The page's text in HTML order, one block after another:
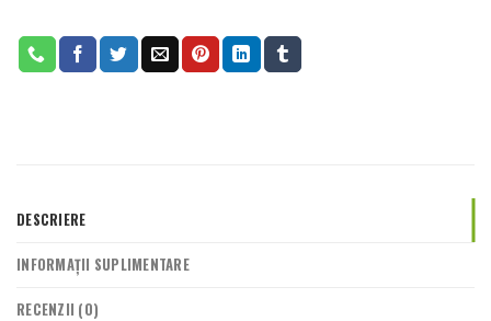
DESCRIERE
INFORMAȚII SUPLIMENTARE
RECENZII (0)